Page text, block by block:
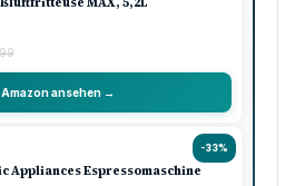
ansehen →
-33%
Appliances Espressomaschine